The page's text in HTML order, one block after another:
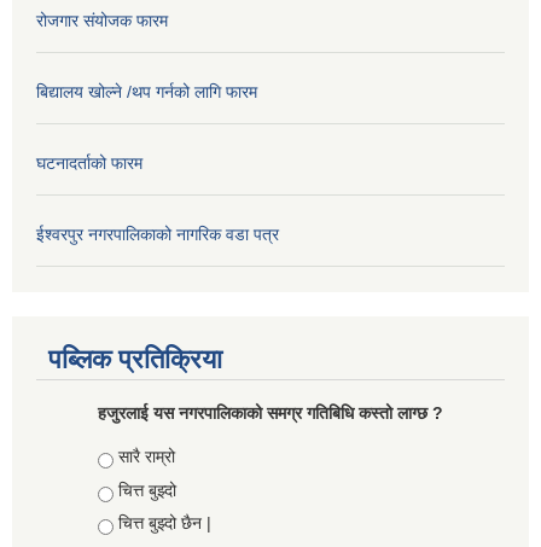
रोजगार संयोजक फारम
बिद्यालय खोल्ने /थप गर्नको लागि फारम
घटनादर्ताको फारम
ईश्वरपुर नगरपालिकाको नागरिक वडा पत्र
पब्लिक प्रतिक्रिया
हजुरलाई यस नगरपालिकाको समग्र गतिबिधि कस्तो लाग्छ ?
Choices
सारै राम्रो
चित्त बुझ्दो
चित्त बुझ्दो छैन |